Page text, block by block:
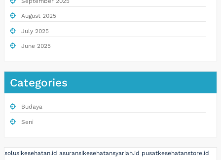
August 2025
July 2025
June 2025
Categories
Budaya
Seni
solusikesehatan.id asuransikesehatansyariah.id pusatkesehatanstore.id